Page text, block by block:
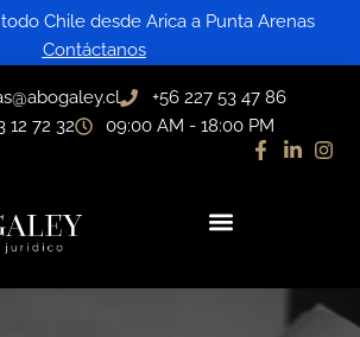
Chile desde Arica a Punta Arenas
Contáctanos
+56 227 53 47 86
12 72 32
09:00 AM - 18:00 PM